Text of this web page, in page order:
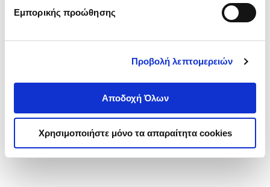
Εμπορικής προώθησης
Προβολή λεπτομερειών
Αποδοχή Όλων
Χρησιμοποιήστε μόνο τα απαραίτητα cookies